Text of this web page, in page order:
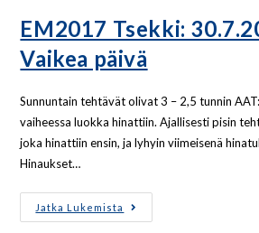
EM2017 Tsekki:
Vaikea päivä
Sunnuntain tehtävät olivat 3 – 2,5 tunnin
vaiheessa luokka hinattiin. Ajallisesti pisin
joka hinattiin ensin, ja lyhyin viimeisenä
Hinaukset…
Jatka Lukemista